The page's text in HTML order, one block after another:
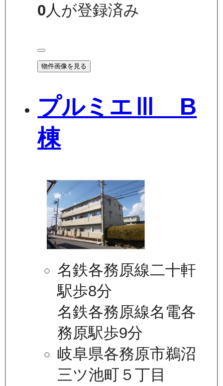
0 人が登録済み
物件画像を見る
プルミエⅢ B
棟
名鉄各務原線二十軒
駅歩8分
名鉄各務原線名電各
務原駅歩9分
岐阜県各務原市鵜沼
三ツ池町５丁目